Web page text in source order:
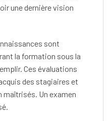
une dernière vision
sont
la formation sous la
Ces évaluations
des stagiaires et
maîtrisés. Un examen